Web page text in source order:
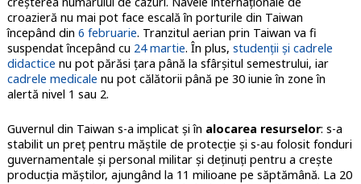
croazieră nu mai pot face escală în porturile din Taiwan
începând din 6 februarie. Tranzitul aerian prin Taiwan va fi
suspendat începând cu 24 martie. În plus, studenții și cadrele
didactice nu pot părăsi țara până la sfârșitul semestrului, iar
cadrele medicale nu pot călătorii până pe 30 iunie în zone în
alertă nivel 1 sau 2.
Guvernul din Taiwan s-a implicat și în alocarea resurselor: s-a
stabilit un preț pentru măștile de protecție și s-au folosit fonduri
guvernamentale și personal militar și deținuți pentru a crește
producția măștilor, ajungând la 11 milioane pe săptămână. La 20